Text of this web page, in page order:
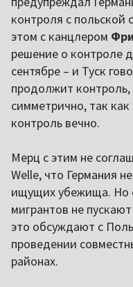
контроля с польской
этом с канцлером
решение о контроле
сентябре – и Туск
продолжит
симметрично, так
контроль вечно.
Мерц с этим не
Welle, что Германия
ищущих убежища. Но
мигрантов не
это обсуждают с
проведении
районах.